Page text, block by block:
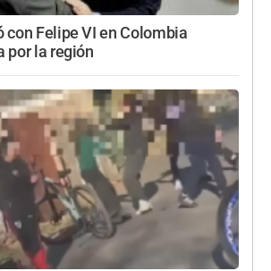
con Felipe VI en Colombia
por la región